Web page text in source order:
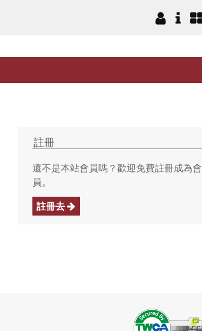
註冊
還不是本站會員嗎？歡迎免費註冊成為會
員。
註冊去